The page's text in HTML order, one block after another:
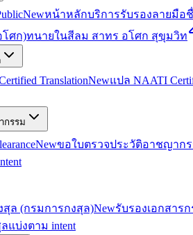
Newหน้าหลักบริการรับรองลายมือ
โศก)ทนายในสีลม สาทร อโศก สุขุมวิท
TranslationNewแปล NAATI
กรรม
Newขอใบตรวจประวัติอาชญากร
สุล (กรมการกงสุล)Newรับรองเอกสาร
แบ่งตาม intent